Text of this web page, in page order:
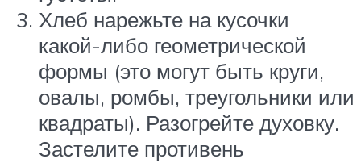
Хлеб нарежьте на кусочки
какой-либо геометрической
формы (это могут быть круги,
овалы, ромбы, треугольники или
квадраты). Разогрейте духовку.
Застелите противень